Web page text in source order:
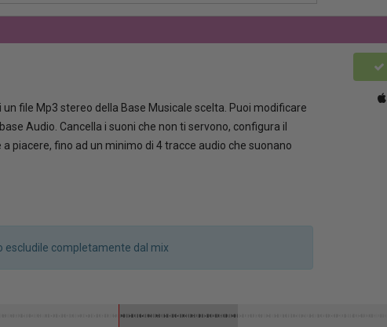
file Mp3 stereo della Base Musicale scelta. Puoi modificare
Audio. Cancella i suoni che non ti servono, configura il
piacere, fino ad un minimo di 4 tracce audio che suonano
escludile completamente dal mix